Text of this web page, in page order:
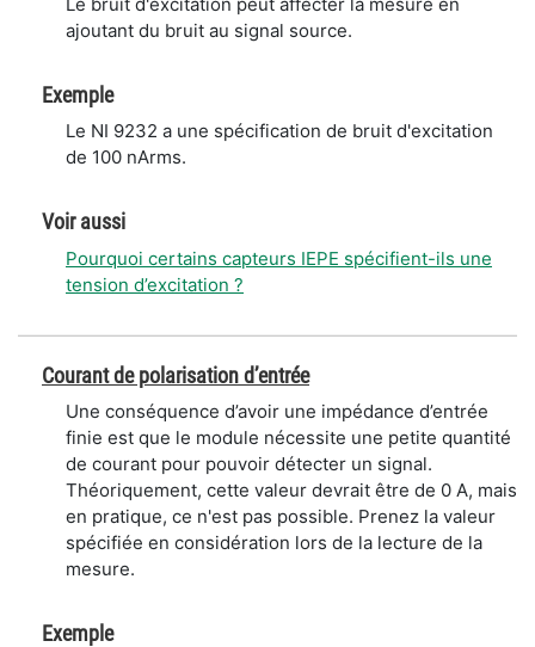
ajoutant du bruit au signal source.
Exemple
Le NI 9232 a une spécification de bruit d'excitation
de 100 nArms.
Voir aussi
Pourquoi certains capteurs IEPE spécifient-ils une
tension d’excitation ?
Courant de polarisation d’entrée
Une conséquence d’avoir une impédance d’entrée
finie est que le module nécessite une petite quantité
de courant pour pouvoir détecter un signal.
Théoriquement, cette valeur devrait être de 0 A, mais
en pratique, ce n'est pas possible. Prenez la valeur
spécifiée en considération lors de la lecture de la
mesure.
Exemple